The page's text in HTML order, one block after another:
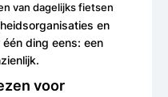
van dagelijks fietsen
en
ding eens: een
voor